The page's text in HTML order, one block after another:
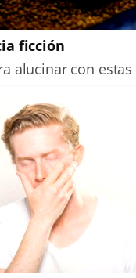
ficción
alucinar con